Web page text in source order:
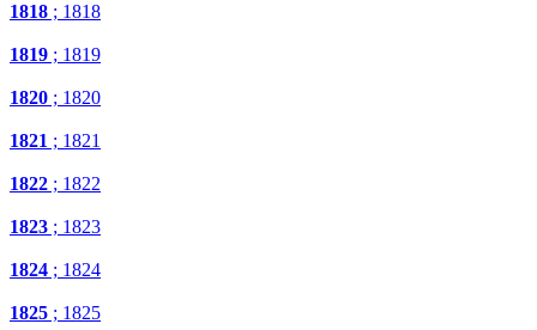
1818 ; 1818
1819 ; 1819
1820 ; 1820
1821 ; 1821
1822 ; 1822
1823 ; 1823
1824 ; 1824
1825 ; 1825